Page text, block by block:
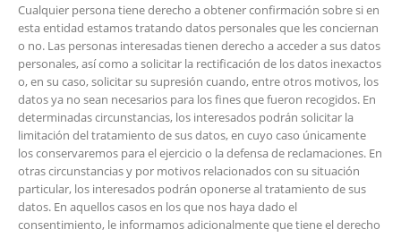
Cualquier persona tiene derecho a obtener confirmación sobre si en
esta entidad estamos tratando datos personales que les conciernan
o no. Las personas interesadas tienen derecho a acceder a sus datos
personales, así como a solicitar la rectificación de los datos inexactos
o, en su caso, solicitar su supresión cuando, entre otros motivos, los
datos ya no sean necesarios para los fines que fueron recogidos. En
determinadas circunstancias, los interesados podrán solicitar la
limitación del tratamiento de sus datos, en cuyo caso únicamente
los conservaremos para el ejercicio o la defensa de reclamaciones. En
otras circunstancias y por motivos relacionados con su situación
particular, los interesados podrán oponerse al tratamiento de sus
datos. En aquellos casos en los que nos haya dado el
consentimiento, le informamos adicionalmente que tiene el derecho